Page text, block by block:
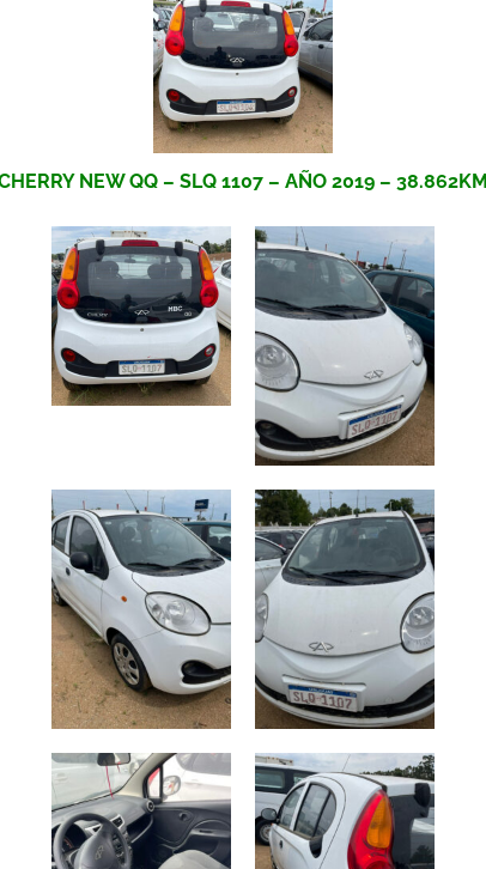
NEW QQ – SLQ 1107 – AÑO 2019 – 38.862KM